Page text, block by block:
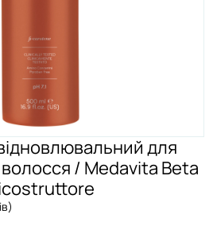
для
/ Medavita Beta